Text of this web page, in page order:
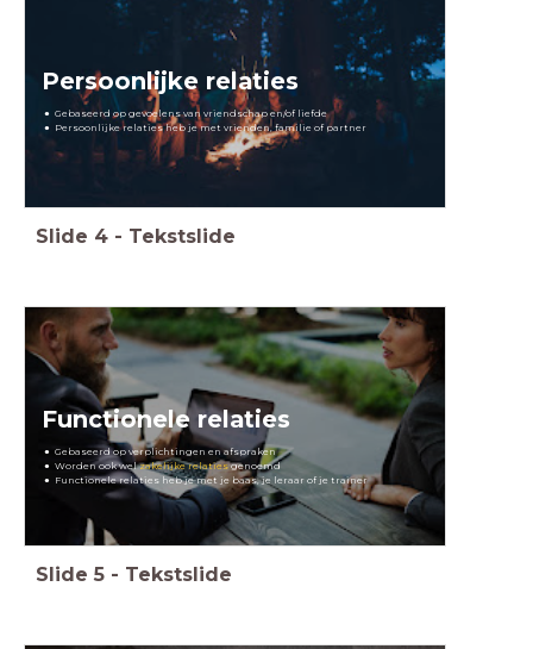
Persoonlijke relaties
Gebaseerd op gevoelens van vriendschap en/of liefde
Persoonlijke relaties heb je met vrienden, familie of partner
Slide 4 - Tekstslide
Functionele relaties
Gebaseerd op verplichtingen en afspraken
Worden ook welzakelijke relatiesgenoemd
Functionele relaties heb je met je baas, je leraar of je trainer
Slide 5 - Tekstslide